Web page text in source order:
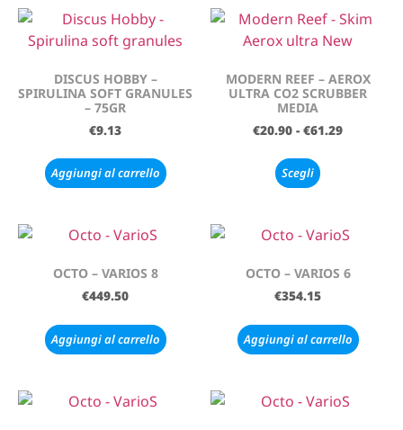
DISCUS HOBBY –
SPIRULINA SOFT GRANULES
– 75GR
€9.13
Aggiungi al carrello
MODERN REEF – AEROX
ULTRA CO2 SCRUBBER
MEDIA
€20.90 - €61.29
Scegli
OCTO – VARIOS 8
€449.50
Aggiungi al carrello
OCTO – VARIOS 6
€354.15
Aggiungi al carrello